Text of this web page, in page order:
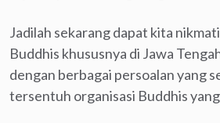
Jadilah sekarang dapat kita
Buddhis khususnya di Jawa
dengan berbagai persoalan yang
tersentuh organisasi Buddhis yang